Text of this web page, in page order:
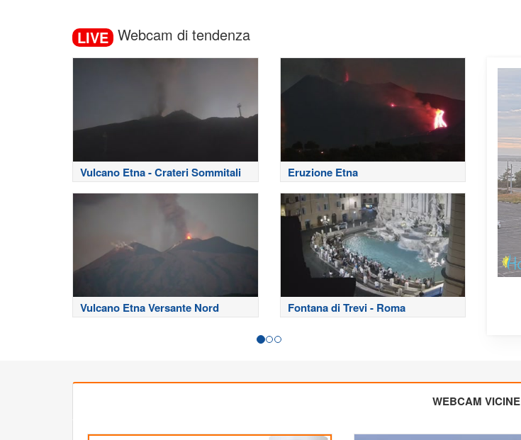
LIVE Webcam di tendenza
Vulcano Etna - Crateri Sommitali Eruzione Etna
Vulcano Etna Versante Nord Fontana di Trevi - Roma
WEBCAM VICINE